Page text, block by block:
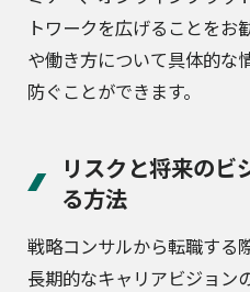
トワークを広げることをお
や働き方について具体的な
防ぐことができます。
リスクと将来のビ
る方法
戦略コンサルから転職する
長期的なキャリアビジョン